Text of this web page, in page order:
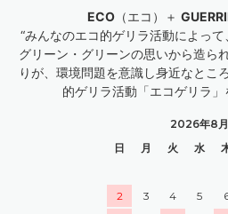
ECO（エコ）＋
“みんなのエコ的ゲリラ活動によって
グリーン・グリーンの思いから造ら
りが、環境問題を意識し身近なとこ
的ゲリラ活動「エコゲリラ
2026年8月
日
月 火 水
2
3 4 5